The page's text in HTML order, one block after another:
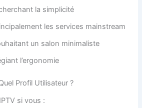
la simplicité
les services mainstream
un salon minimaliste
l’ergonomie
Profil Utilisateur ?
si vous :